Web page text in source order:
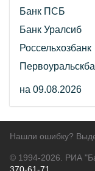
Банк ПСБ
Банк Уралсиб
Россельхозбанк
на 09.08.2026
Нашли ошибку?
© 1994-2026. РИА